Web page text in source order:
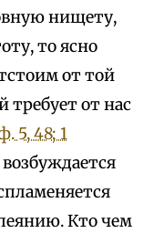
нищету,
то ясно
от той
требует от нас
5, 48; 1
Кто чем